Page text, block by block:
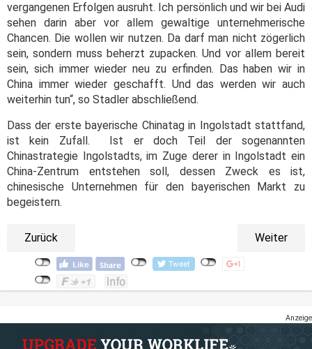
vergangenen Erfolgen ausruht. Ich persönlich und wir bei Audi
sehen darin aber vor allem gewaltige unternehmerische
Chancen. Die wollen wir nutzen. Da darf man nicht zögerlich
sein, sondern muss beherzt zupacken. Und vor allem bereit
sein, sich immer wieder neu zu erfinden. Das haben wir in
China immer wieder geschafft. Und das werden wir auch
weiterhin tun“, so Stadler abschließend.
Dass der erste bayerische Chinatag in Ingolstadt stattfand,
ist kein Zufall. Ist er doch Teil der sogenannten
Chinastrategie Ingolstadts, im Zuge derer in Ingolstadt ein
China-Zentrum entstehen soll, dessen Zweck es ist,
chinesische Unternehmen für den bayerischen Markt zu
begeistern.
Zurück Weiter
Anzeige